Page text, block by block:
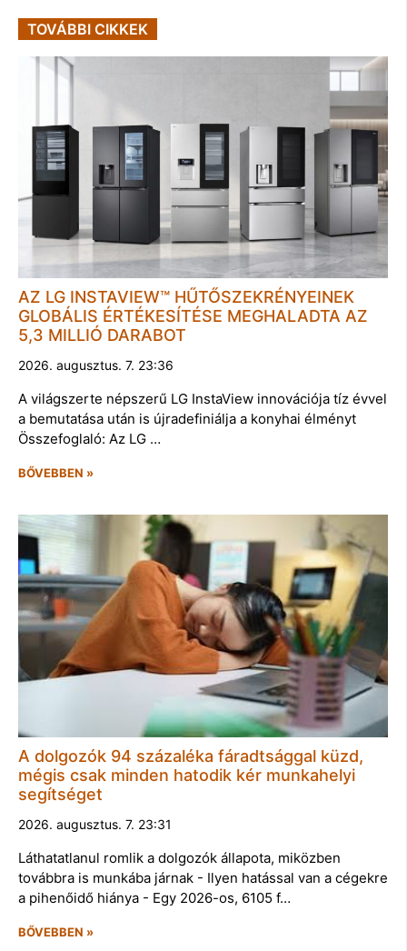
TOVÁBBI CIKKEK
AZ LG INSTAVIEW™ HŰTŐSZEKRÉNYEINEK
GLOBÁLIS ÉRTÉKESÍTÉSE MEGHALADTA AZ
5,3 MILLIÓ DARABOT
2026. augusztus. 7. 23:36
A világszerte népszerű LG InstaView innovációja tíz évvel
a bemutatása után is újradefiniálja a konyhai élményt
Összefoglaló: Az LG …
BŐVEBBEN »
A dolgozók 94 százaléka fáradtsággal küzd,
mégis csak minden hatodik kér munkahelyi
segítséget
2026. augusztus. 7. 23:31
Láthatatlanul romlik a dolgozók állapota, miközben
továbbra is munkába járnak - Ilyen hatással van a cégekre
a pihenőidő hiánya - Egy 2026-os, 6105 f…
BŐVEBBEN »